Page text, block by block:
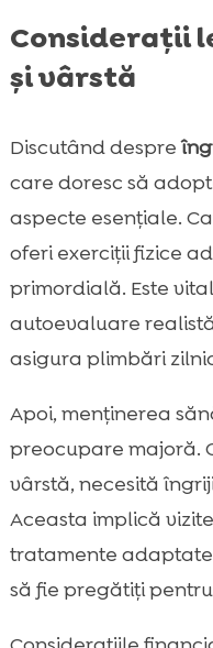
Considerații
și vârstă
Discutând despre
care doresc să
aspecte esențiale.
oferi exerciții fizice
primordială. Este
autoevaluare
asigura plimbări
Apoi, menținerea
preocupare majoră.
vârstă, necesită
Aceasta implică
tratamente adaptate
să fie pregătiți